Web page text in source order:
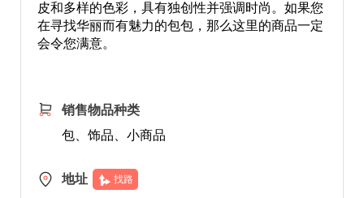
皮和多样的色彩，具有独创性并强调时尚。如果您
在寻找华丽而有魅力的包包，那么这里的商品一定
会令您满意。
销售物品种类
包、饰品、小商品
地址 找路